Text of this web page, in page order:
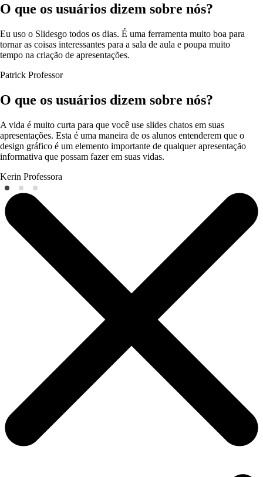
O que os usuários dizem sobre nós?
Eu uso o Slidesgo todos os dias. É uma ferramenta muito boa para
tornar as coisas interessantes para a sala de aula e poupa muito
tempo na criação de apresentações.
Patrick Professor
O que os usuários dizem sobre nós?
A vida é muito curta para que você use slides chatos em suas
apresentações. Esta é uma maneira de os alunos entenderem que o
design gráfico é um elemento importante de qualquer apresentação
informativa que possam fazer em suas vidas.
Kerin Professora